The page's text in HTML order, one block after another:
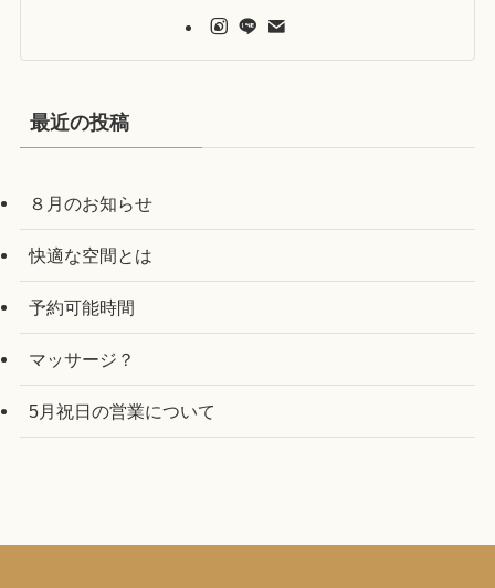
最近の投稿
８月のお知らせ
快適な空間とは
予約可能時間
マッサージ？
5月祝日の営業について